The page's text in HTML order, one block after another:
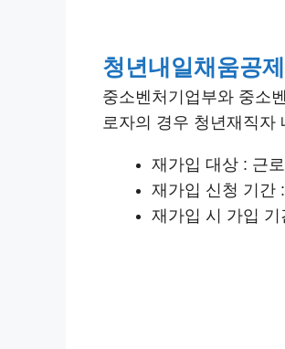
청년내일채움공
중소벤처기업부와 중소
로자의 경우 청년재직자
재가입 대상 : 근
재가입 신청 기간
재가입 시 가입 기